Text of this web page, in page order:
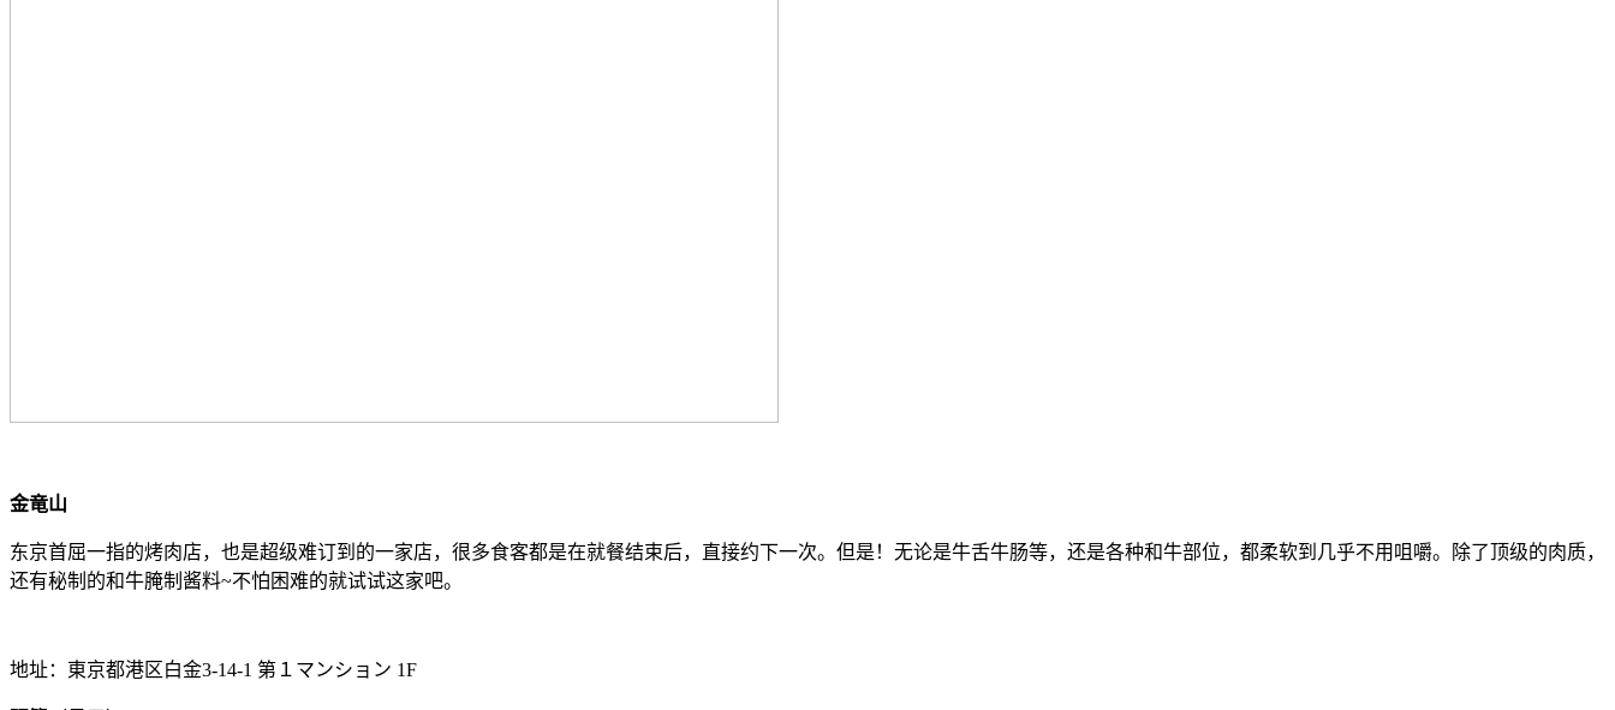
金竜山
东京首屈一指的烤肉店，也是超级难订到的一家店，很多食客都是在就餐结束后，直接约下一次。但是！无论是牛舌牛肠等，还是各种和牛部位，都柔软到几乎不用咀嚼。除了顶级的肉质，
还有秘制的和牛腌制酱料~不怕困难的就试试这家吧。
地址：東京都港区白金3-14-1 第１マンション 1F